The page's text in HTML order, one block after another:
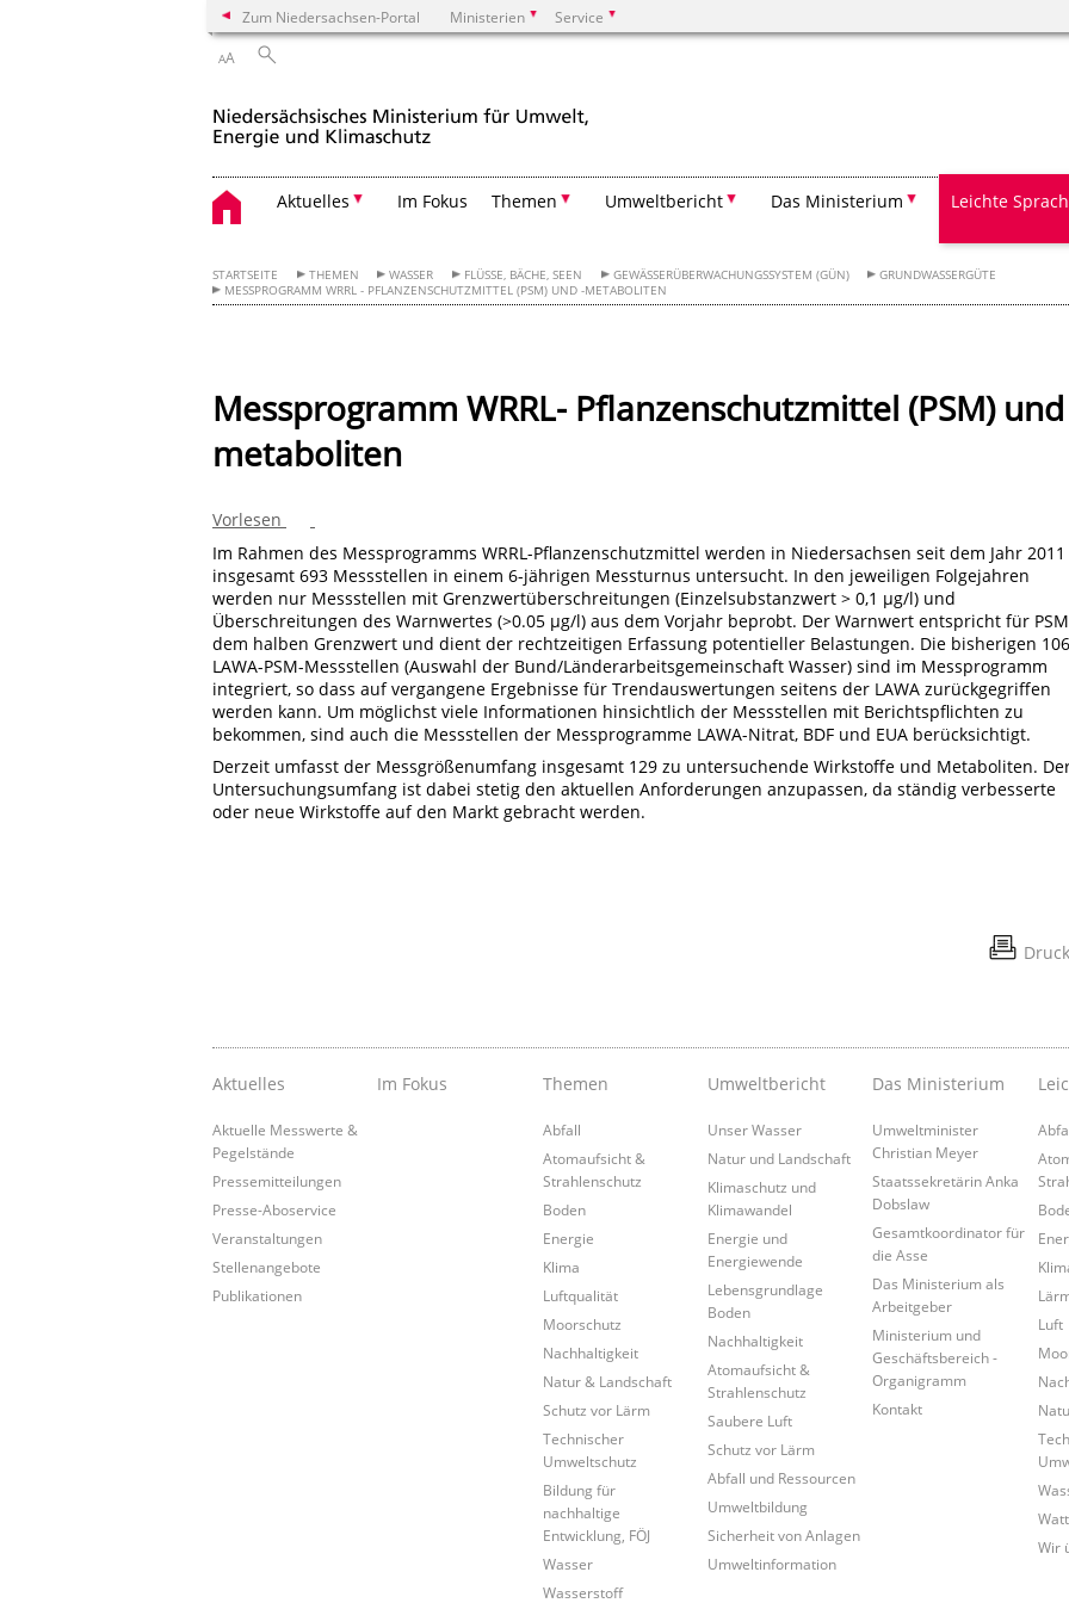
Zum Niedersachsen-Portal Ministerien Service
AA
Aktuelles Im Fokus Themen Umweltbericht Das Ministerium Leichte
STARTSEITE THEMEN WASSER FLÜSSE, BÄCHE, SEEN GEWÄSSERÜBERWACHUNGSSYSTEM (GÜN)
GRUNDWASSERGÜTE
MESSPROGRAMM WRRL - PFLANZENSCHUTZMITTEL (PSM) UND -METABOLITEN
Messprogramm WRRL- Pflanzenschutzmittel (PSM)
metaboliten
Vorlesen
Im Rahmen des Messprogramms WRRL-Pflanzenschutzmittel werden in Niedersachsen seit dem Jahr 2011
insgesamt 693 Messstellen in einem 6-jährigen Messturnus untersucht. In den jeweiligen Folgejahren
werden nur Messstellen mit Grenzwertüberschreitungen (Einzelsubstanzwert > 0,1 µg/l) und
Überschreitungen des Warnwertes (>0.05 µg/l) aus dem Vorjahr beprobt. Der Warnwert entspricht für PSM
dem halben Grenzwert und dient der rechtzeitigen Erfassung potentieller Belastungen. Die bisherigen 106
LAWA-PSM-Messstellen (Auswahl der Bund/Länderarbeitsgemeinschaft Wasser) sind im Messprogramm
integriert, so dass auf vergangene Ergebnisse für Trendauswertungen seitens der LAWA zurückgegriffen
werden kann. Um möglichst viele Informationen hinsichtlich der Messstellen mit Berichtspflichten zu
bekommen, sind auch die Messstellen der Messprogramme LAWA-Nitrat, BDF und EUA berücksichtigt.
Derzeit umfasst der Messgrößenumfang insgesamt 129 zu untersuchende Wirkstoffe und Metaboliten.
Untersuchungsumfang ist dabei stetig den aktuellen Anforderungen anzupassen, da ständig verbesserte
oder neue Wirkstoffe auf den Markt gebracht werden.
Aktuelles
Aktuelle Messwerte &
Pegelstände
Pressemitteilungen
Presse-Aboservice
Veranstaltungen
Stellenangebote
Publikationen
Im Fokus Themen
Abfall
Atomaufsicht &
Strahlenschutz
Boden
Energie
Klima
Luftqualität
Moorschutz
Nachhaltigkeit
Natur & Landschaft
Schutz vor Lärm
Technischer
Umweltschutz
Bildung für
nachhaltige
Entwicklung, FÖJ
Wasser
Wasserstoff
Umweltbericht
Unser Wasser
Natur und Landschaft
Klimaschutz und
Klimawandel
Energie und
Energiewende
Lebensgrundlage
Boden
Nachhaltigkeit
Atomaufsicht &
Strahlenschutz
Saubere Luft
Schutz vor Lärm
Abfall und Ressourcen
Umweltbildung
Sicherheit von Anlagen
Umweltinformation
Das Ministerium
Umweltminister
Christian Meyer
Staatssekretärin Anka
Dobslaw
Gesamtkoordinator für
die Asse
Das Ministerium als
Arbeitgeber
Ministerium und
Geschäftsbereich -
Organigramm
Kontakt
Luft
Wir